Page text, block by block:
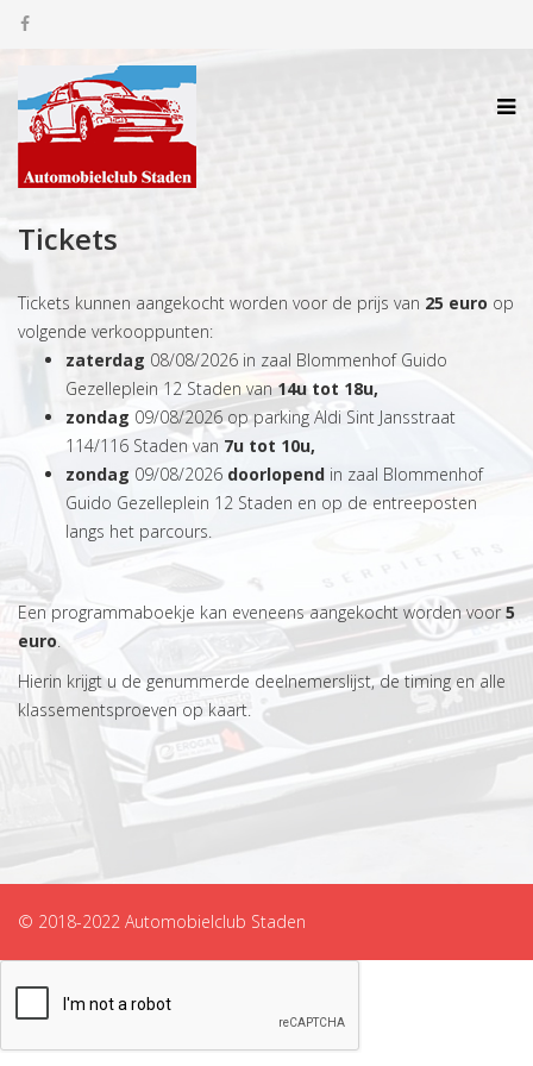
Tickets
Tickets kunnen aangekocht worden voor de prijs van 25 euro op
volgende verkooppunten:
zaterdag 08/08/2026 in zaal Blommenhof Guido
Gezelleplein 12 Staden van14u tot 18u,
zondag 09/08/2026 op parking Aldi Sint Jansstraat
114/116 Staden van 7u tot 10u,
zondag 09/08/2026 doorlopend in zaal Blommenhof
Guido Gezelleplein 12 Staden en op de entreeposten
langs het parcours.
Een programmaboekje kan eveneens aangekocht worden voor5
euro.
Hierin krijgt u de genummerde deelnemerslijst, de timing en alle
klassementsproeven op kaart.
© 2018-2022 Automobielclub Staden